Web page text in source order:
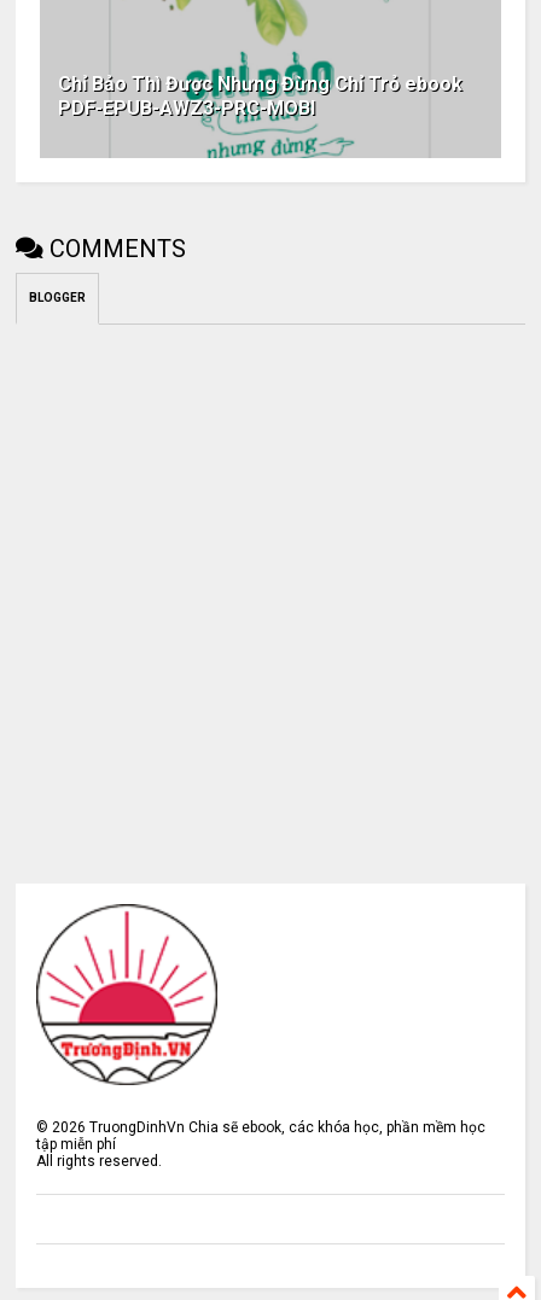
Chỉ Bảo Thì Được Nhưng Đừng Chỉ Trỏ ebook
PDF-EPUB-AWZ3-PRC-MOBI
COMMENTS
BLOGGER
© 2026 TruongDinhVn Chia sẽ ebook, các khóa học, phần mềm học
tập miễn phí
All rights reserved.